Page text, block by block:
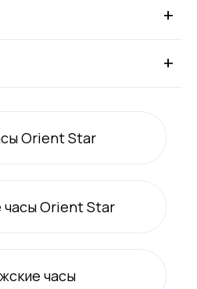
+
+
Orient Star
часы Orient Star
часы